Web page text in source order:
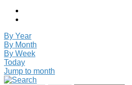
By Year
By Month
By Week
Today
Jump to month